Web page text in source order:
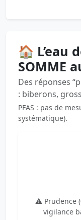
🏠 L’eau
SOMME
Des réponses
: biberons,
PFAS : pas de
systématique).
⚠️ Prudence
vigilance